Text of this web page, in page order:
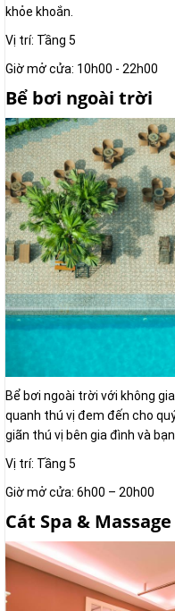
khỏe khoắn.
Vị trí: Tầng 5
Giờ mở cửa: 10h00 - 22h00
Bể bơi ngoài trời
Bể bơi ngoài trời với không
quanh thú vị đem đến cho
giãn thú vị bên gia đình và
Vị trí: Tầng 5
Giờ mở cửa: 6h00 – 20h00
Cát Spa & Massage